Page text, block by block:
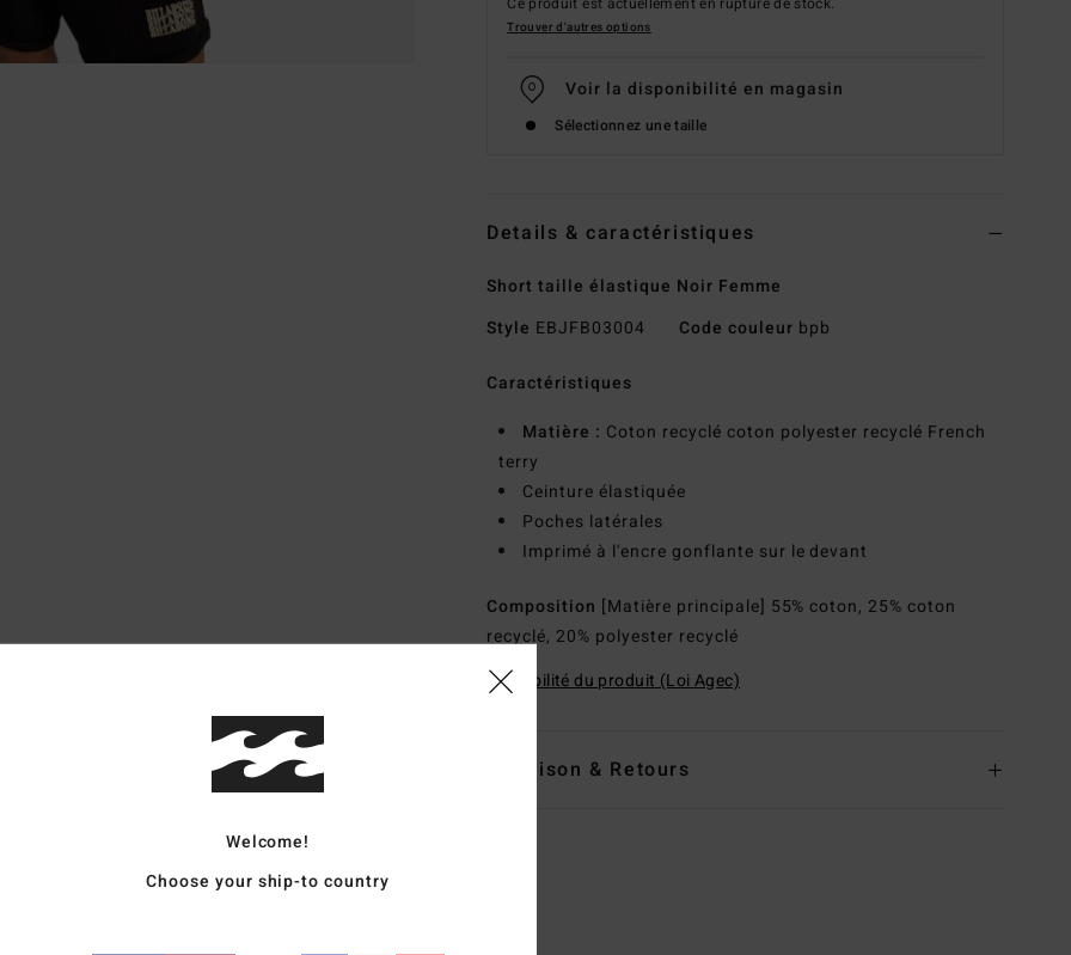
Trouver d'autres options
Voir la disponibilité en magasin
Sélectionnez une taille
Details & caractéristiques
Short taille élastique Noir Femme
Style EBJFB03004 Code couleur bpb
Caractéristiques
Matière : Coton recyclé coton polyester recyclé French
terry
Ceinture élastiquée
Poches latérales
Imprimé à l'encre gonflante sur le devant
Composition [Matière principale] 55% coton, 25% coton
recyclé, 20% polyester recyclé
Traçabilité du produit (Loi Agec)
Livraison & Retours
Welcome!
Choose your ship-to country